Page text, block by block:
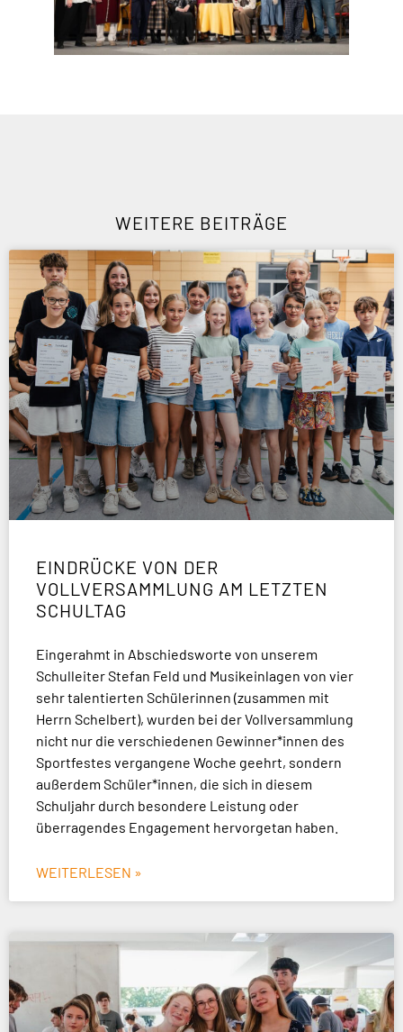
WEITERE BEITRÄGE
EINDRÜCKE VON DER
VOLLVERSAMMLUNG AM LETZTEN
SCHULTAG
Eingerahmt in Abschiedsworte von unserem
Schulleiter Stefan Feld und Musikeinlagen von vier
sehr talentierten Schülerinnen (zusammen mit
Herrn Schelbert), wurden bei der Vollversammlung
nicht nur die verschiedenen Gewinner*innen des
Sportfestes vergangene Woche geehrt, sondern
außerdem Schüler*innen, die sich in diesem
Schuljahr durch besondere Leistung oder
überragendes Engagement hervorgetan haben.
WEITERLESEN »